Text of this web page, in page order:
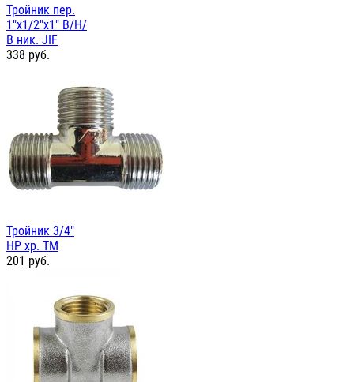
Тройник пер.
1"х1/2"х1" В/Н/
В ник. JIF
338 руб.
Тройник 3/4"
НР хр. TM
201 руб.